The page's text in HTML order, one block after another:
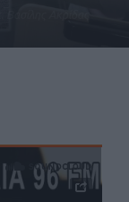
Βασίλης Ακρίδας